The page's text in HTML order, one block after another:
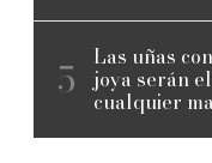
Las uñas
joya serán
cualquier